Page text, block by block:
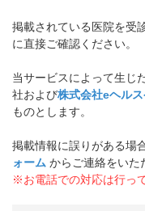
掲載されている医院を受
に直接ご確認ください。
当サービスによって生じ
社および株式会社eヘル
ものとします。
掲載情報に誤りがある場
ォーム からご連絡をいた
※お電話での対応は行っ